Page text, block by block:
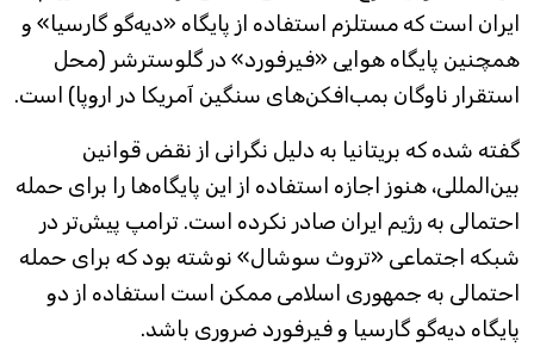
ایران است که مستلزم استفاده از پایگاه «دیه‌گو گارسیا» و
همچنین پایگاه هوایی «فیرفورد» در گلوسترشر (محل
استقرار ناوگان بمب‌افکن‌های سنگین آمریکا در اروپا) است.
گفته شده که بریتانیا به دلیل نگرانی از نقض قوانین
بین‌المللی، هنوز اجازه استفاده از این پایگاه‌ها را برای حمله
احتمالی به رژیم ایران صادر نکرده است. ترامپ پیش‌تر در
شبکه اجتماعی «تروث سوشال» نوشته بود که برای حمله
احتمالی به جمهوری اسلامی ممکن است استفاده از دو
پایگاه دیه‌گو گارسیا و فیرفورد ضروری باشد.